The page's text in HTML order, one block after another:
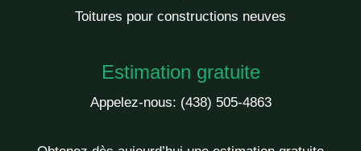
Toitures pour constructions neuves
Estimation gratuite
Appelez-nous: (438) 505-4863